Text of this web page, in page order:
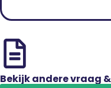
Bekijk andere vraag